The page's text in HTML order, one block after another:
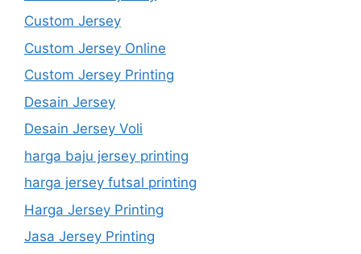
Custom Jersey
Custom Jersey Online
Custom Jersey Printing
Desain Jersey
Desain Jersey Voli
harga baju jersey printing
harga jersey futsal printing
Harga Jersey Printing
Jasa Jersey Printing